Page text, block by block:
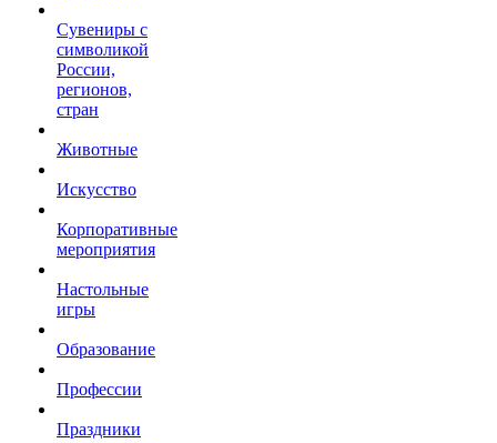
Сувениры с
символикой
России,
регионов,
стран
Животные
Искусство
Корпоративные
мероприятия
Настольные
игры
Образование
Профессии
Праздники